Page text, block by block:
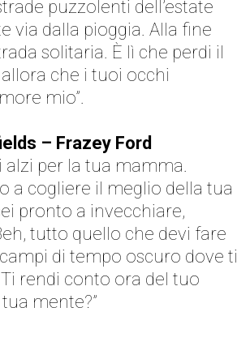
puzzolenti dell’estate
via dalla pioggia. Alla fine
solitaria. È lì che perdi il
che i tuoi occhi
mio”.
– Frazey Ford
alzi per la tua mamma.
a cogliere il meglio della tua
pronto a invecchiare,
tutto quello che devi fare
di tempo oscuro dove ti
rendi conto ora del tuo
mente?”